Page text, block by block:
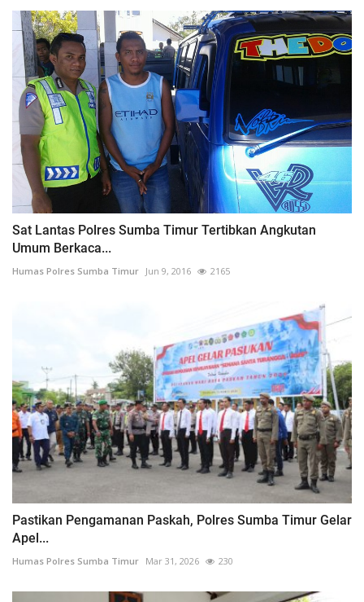
Sat Lantas Polres Sumba Timur Tertibkan Angkutan
Umum Berkaca...
Humas Polres Sumba Timur Jun 9, 2016 2165
Pastikan Pengamanan Paskah, Polres Sumba Timur Gelar
Apel...
Humas Polres Sumba Timur Mar 31, 2026 230